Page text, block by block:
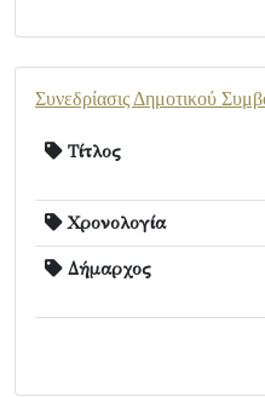
Συνεδρίασις Δημοτικού
Τίτλος
Χρονολογία
Δήμαρχος